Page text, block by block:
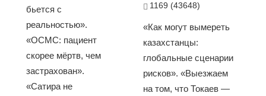
бьется с
реальностью».
«ОСМС: пациент
скорее мёртв, чем
застрахован».
«Сатира не
1169 (43648)
«Как могут вымереть
казахстанцы:
глобальные сценарии
рисков». «Выезжаем
на том, что Токаев —